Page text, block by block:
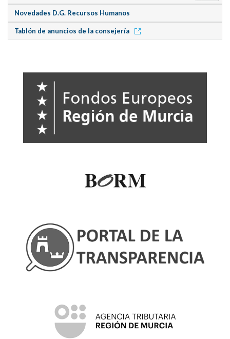
Novedades D.G. Recursos Humanos
Tablón de anuncios de la consejería